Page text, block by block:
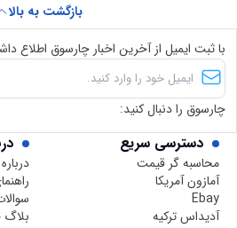
دسترسی سریع
محاسبه گر قیمت
آمازون آمریکا
Ebay
آدیداس ترکیه
بازگشت به بالا
با ثبت ایمیل از آخرین اخبار چارسوق اطلاع
چارسوق را دنبال کنید: